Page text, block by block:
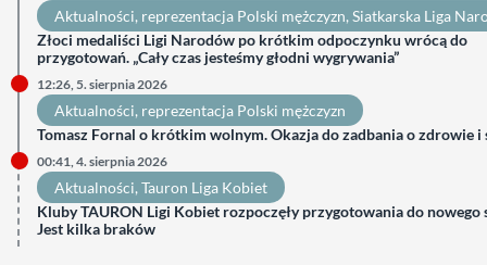
Aktualności, reprezentacja Polski mężczyzn, Siatkarska Liga
Złoci medaliści Ligi Narodów po krótkim odpoczynku wrócą do
przygotowań. „Cały czas jesteśmy głodni wygrywania”
12:26, 5. sierpnia 2026
Aktualności, reprezentacja Polski mężczyzn
Tomasz Fornal o krótkim wolnym. Okazja do zadbania o zdrowie i
00:41, 4. sierpnia 2026
Aktualności, Tauron Liga Kobiet
Kluby TAURON Ligi Kobiet rozpoczęły przygotowania do nowego
Jest kilka braków